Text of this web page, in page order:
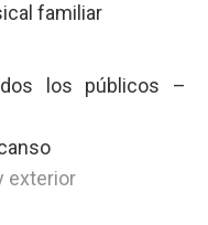
familiar
los públicos –
exterior